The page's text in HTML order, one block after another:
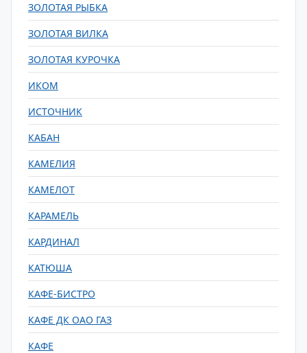
ЗОЛОТАЯ РЫБКА
ЗОЛОТАЯ ВИЛКА
ЗОЛОТАЯ КУРОЧКА
ИКОМ
ИСТОЧНИК
КАБАН
КАМЕЛИЯ
КАМЕЛОТ
КАРАМЕЛЬ
КАРДИНАЛ
КАТЮША
КАФЕ-БИСТРО
КАФЕ ДК ОАО ГАЗ
КАФЕ